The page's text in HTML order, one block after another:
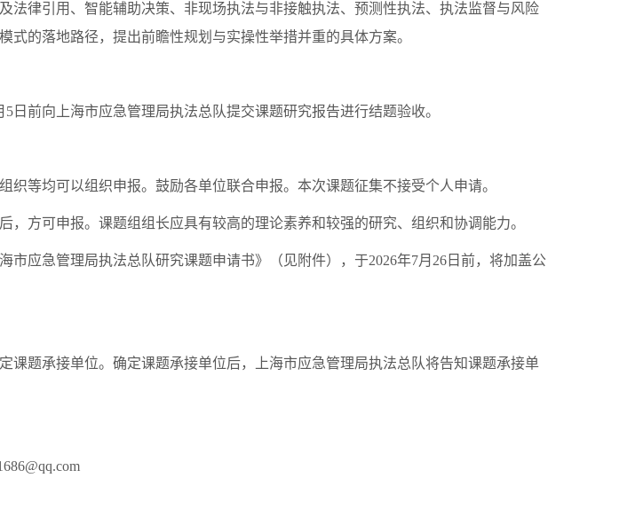
律引用、智能辅助决策、非现场执法与非接触执法、预测性执法、执法监督与风险
的落地路径，提出前瞻性规划与实操性举措并重的具体方案。
前向上海市应急管理局执法总队提交课题研究报告进行结题验收。
均可以组织申报。鼓励各单位联合申报。本次课题征集不接受个人申请。
可申报。课题组组长应具有较高的理论素养和较强的研究、组织和协调能力。
应急管理局执法总队研究课题申请书》（见附件），于2026年7月26日前，将加盖公
题承接单位。确定课题承接单位后，上海市应急管理局执法总队将告知课题承接单